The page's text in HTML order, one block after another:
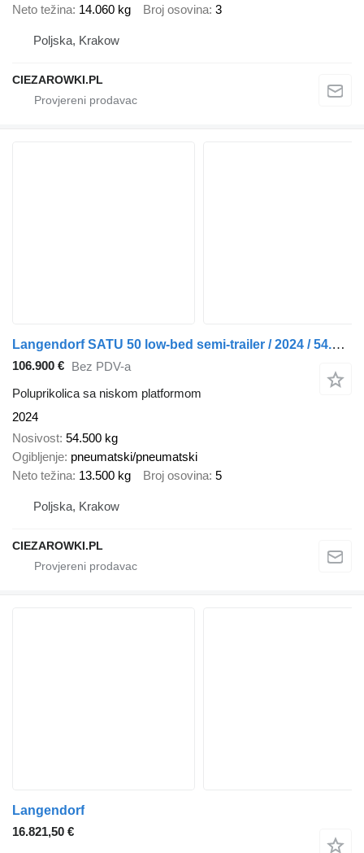
Neto težina 14.060 kg Broj osovina 3
Poljska, Krakow
CIEZAROWKI.PL
Langendorf SATU 50 low-bed semi-trailer / 2024 / 54.5 t load cap
106.900 € Bez PDV-a
Poluprikolica sa niskom platformom
2024
Nosivost 54.500 kg
Ogibljenje pneumatski/pneumatski
Neto težina 13.500 kg Broj osovina 5
Poljska, Krakow
CIEZAROWKI.PL
Langendorf
16.821,50 €